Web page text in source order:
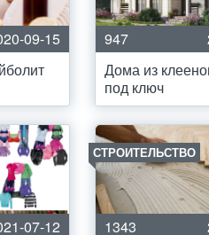
09-15
947
Дома из
под ключ
07-12
СТРОИТЕЛЬСТВО
1343